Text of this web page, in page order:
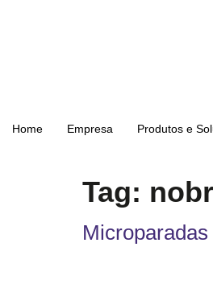
Home Empresa Produtos e
Tag: